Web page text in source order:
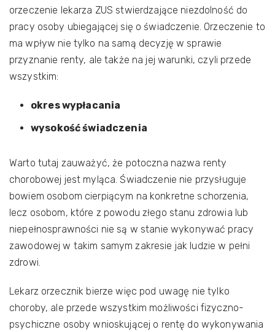
orzeczenie lekarza ZUS stwierdzające niezdolność do
pracy osoby ubiegającej się o świadczenie. Orzeczenie to
ma wpływ nie tylko na samą decyzję w sprawie
przyznanie renty, ale także na jej warunki, czyli przede
wszystkim:
okres wypłacania
wysokość świadczenia
Warto tutaj zauważyć, że potoczna nazwa renty
chorobowej jest myląca. Świadczenie nie przysługuje
bowiem osobom cierpiącym na konkretne schorzenia,
lecz osobom, które z powodu złego stanu zdrowia lub
niepełnosprawności nie są w stanie wykonywać pracy
zawodowej w takim samym zakresie jak ludzie w pełni
zdrowi.
Lekarz orzecznik bierze więc pod uwagę nie tylko
choroby, ale przede wszystkim możliwości fizyczno-
psychiczne osoby wnioskującej o rentę do wykonywania